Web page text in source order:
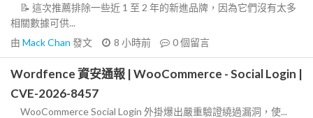
📝 這次推薦排除一些近 1 至 2 年的新進品牌，因為它們沒有太多
相關數據可供...
由 Mack Chan 發文 8 小時前 0個留言
Wordfence 資安通報 | WooCommerce - Social Login |
CVE-2026-8457
WooCommerce Social Login 外掛爆出嚴重驗證繞過漏洞，使...